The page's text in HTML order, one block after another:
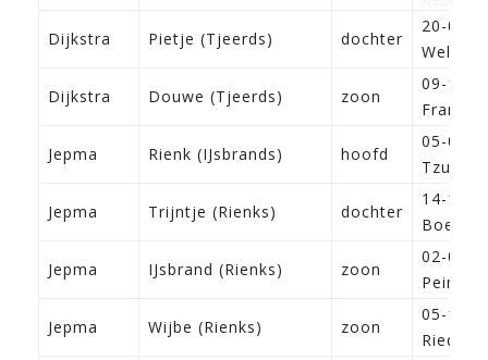
Dijkstra Pietje (Tjeerds) dochter
20-01-
Welsrijp
Dijkstra Douwe (Tjeerds) zoon
09-11-
Jepma Rienk (IJsbrands) hoofd
05-04-
Jepma Trijntje (Rienks) dochter
14-12-
Boer
Jepma IJsbrand (Rienks) zoon
02-04-
Peins
Jepma Wijbe (Rienks) zoon
05-11-
Ried